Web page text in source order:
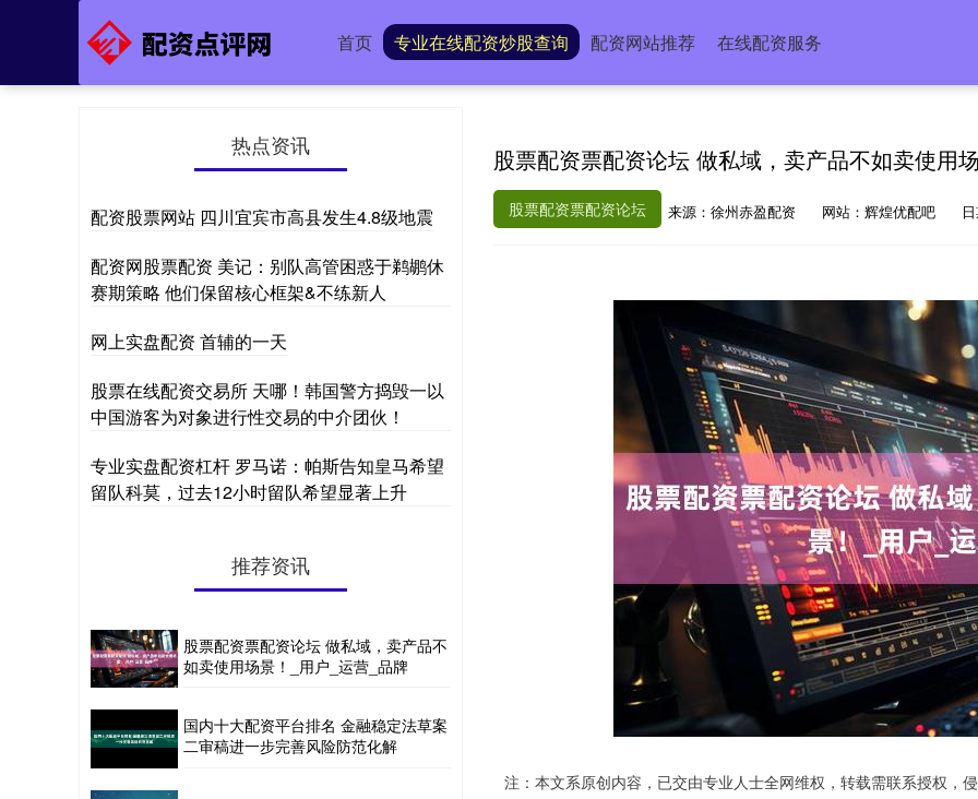
首页 专业在线配资炒股查询 配资网站推荐 在线配资服务
股票配资票配资论坛 做私域，卖产品不如卖使用
股票配资票配资论坛 来源：徐州赤盈配资 网站：辉煌优配吧
注：本文系原创内容，已交由专业人士全网维权，转载需联系授权，侵
热点资讯
配资股票网站 四川宜宾市高县发生4.8级地震
配资网股票配资 美记：别队高管困惑于鹈鹕休
赛期策略 他们保留核心框架&不练新人
网上实盘配资 首辅的一天
股票在线配资交易所 天哪！韩国警方捣毁一以
中国游客为对象进行性交易的中介团伙！
专业实盘配资杠杆 罗马诺：帕斯告知皇马希望
留队科莫，过去12小时留队希望显著上升
推荐资讯
股票配资票配资论坛 做私域，卖产品不
如卖使用场景！_用户_运营_品牌
国内十大配资平台排名 金融稳定法草案
二审稿进一步完善风险防范化解